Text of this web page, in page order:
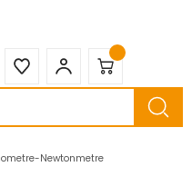
Newtonmetre